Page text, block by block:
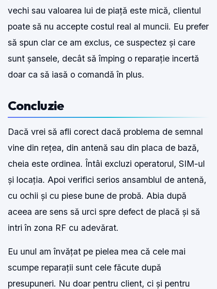
vechi sau valoarea lui de piață este mică, clientul
poate să nu accepte costul real al muncii. Eu prefer
să spun clar ce am exclus, ce suspectez și care
sunt șansele, decât să împing o reparație incertă
doar ca să iasă o comandă în plus.
Concluzie
Dacă vrei să afli corect dacă problema de semnal
vine din rețea, din antenă sau din placa de bază,
cheia este ordinea. Întâi excluzi operatorul, SIM-ul
și locația. Apoi verifici serios ansamblul de antenă,
cu ochii și cu piese bune de probă. Abia după
aceea are sens să urci spre defect de placă și să
intri în zona RF cu adevărat.
Eu unul am învățat pe pielea mea că cele mai
scumpe reparații sunt cele făcute după
presupuneri. Nu doar pentru client, ci și pentru